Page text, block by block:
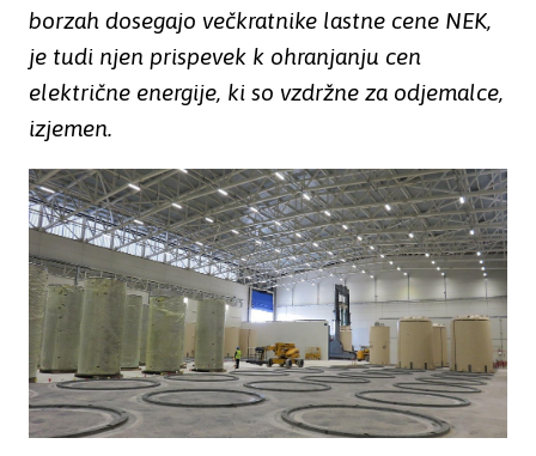
borzah dosegajo večkratnike lastne cene NEK,
je tudi njen prispevek k ohranjanju cen
električne energije, ki so vzdržne za odjemalce,
izjemen.